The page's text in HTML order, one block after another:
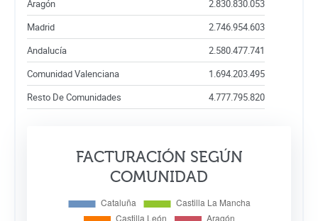
Aragón
2.830.830.053
Madrid
2.746.954.603
Andalucía
2.580.477.741
Comunidad Valenciana
1.694.203.495
Resto De Comunidades
4.777.795.820
FACTURACIÓN SEGÚN
COMUNIDAD